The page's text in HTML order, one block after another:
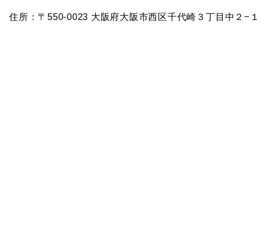
住所：〒550-0023 大阪府大阪市西区千代崎３丁目中２−１